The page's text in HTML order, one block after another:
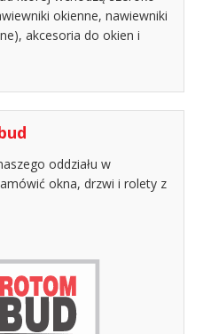
okienne, nawiewniki
akcesoria do okien i
oddziału w
okna, drzwi i rolety z